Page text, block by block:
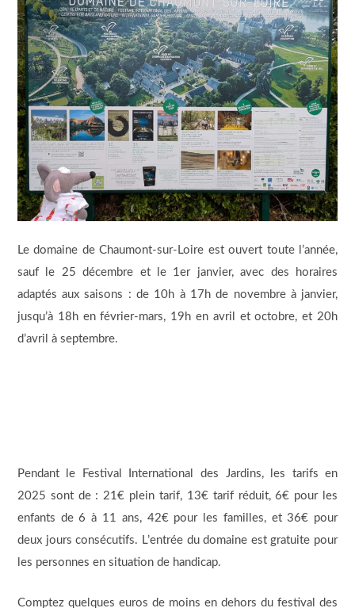
Le domaine de Chaumont-sur-Loire est ouvert toute l’année,
sauf le 25 décembre et le 1er janvier, avec des horaires
adaptés aux saisons : de 10h à 17h de novembre à janvier,
jusqu’à 18h en février-mars, 19h en avril et octobre, et 20h
d’avril à septembre.
Pendant le Festival International des Jardins, les tarifs en
2025 sont de : 21€ plein tarif, 13€ tarif réduit, 6€ pour les
enfants de 6 à 11 ans, 42€ pour les familles, et 36€ pour
deux jours consécutifs. L’entrée du domaine est gratuite pour
les personnes en situation de handicap.
Comptez quelques euros de moins en dehors du festival des